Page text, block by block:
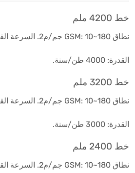
خط 4200 ملم
نطاق GSM: 10~180 جم/م2. السرعة القصوى: 200 متر/دقيقة.
القدرة: 4000 طن/سنة.
خط 3200 ملم
نطاق GSM: 10~180 جم/م2. السرعة القصوى: 200 متر/دقيقة.
القدرة: 3000 طن/سنة.
خط 2400 ملم
نطاق GSM: 10~180 جم/م2. السرعة القصوى: 200 متر/دقيقة.